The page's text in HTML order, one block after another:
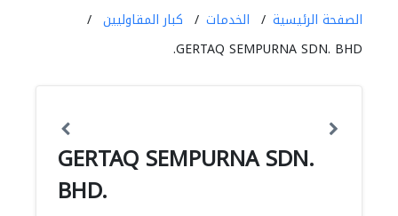
الصفحة الرئيسية الخدمات
كبار المقاوليين
GERTAQ SEMPURNA SDN. BHD.
GERTAQ SEMPURNA SDN.
BHD.